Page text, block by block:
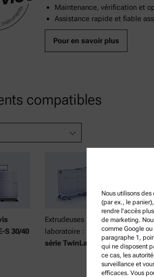
Maintenance, vérification et
Assistance rapide et fiable
Pour en savoir plus
compatibles
S 30/40
Extrudeuses bivis de
laboratoire :
série TwinLab
Nous utilisons
(par ex., le
rendre l'accès
de marketing.
comme Google
paragraphe 1,
qui ne disposent
ce cas, les
surveillance et
efficaces. Vous